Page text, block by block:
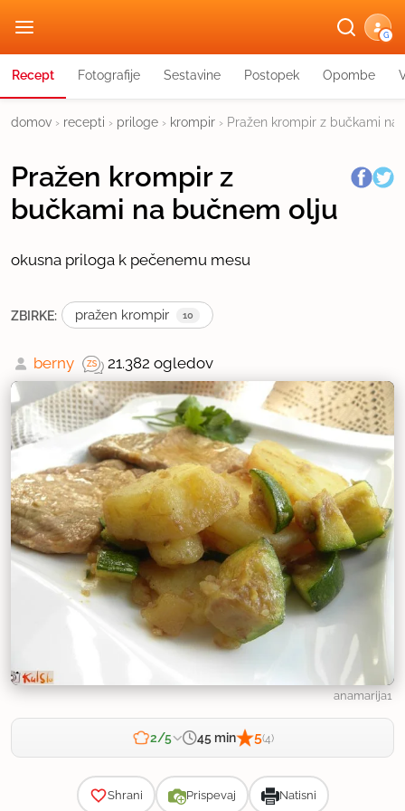
G
Recept Fotografije Sestavine Postopek Opombe
domov › recepti › priloge › krompir › Pražen krompir z bučkami na
Pražen krompir z
bučkami na bučnem olju
okusna priloga k pečenemu mesu
ZBIRKE: pražen krompir 10
berny 21.382 ogledov
anamarija1
2/5 45 min 5(4)
Shrani Prispevaj Natisni